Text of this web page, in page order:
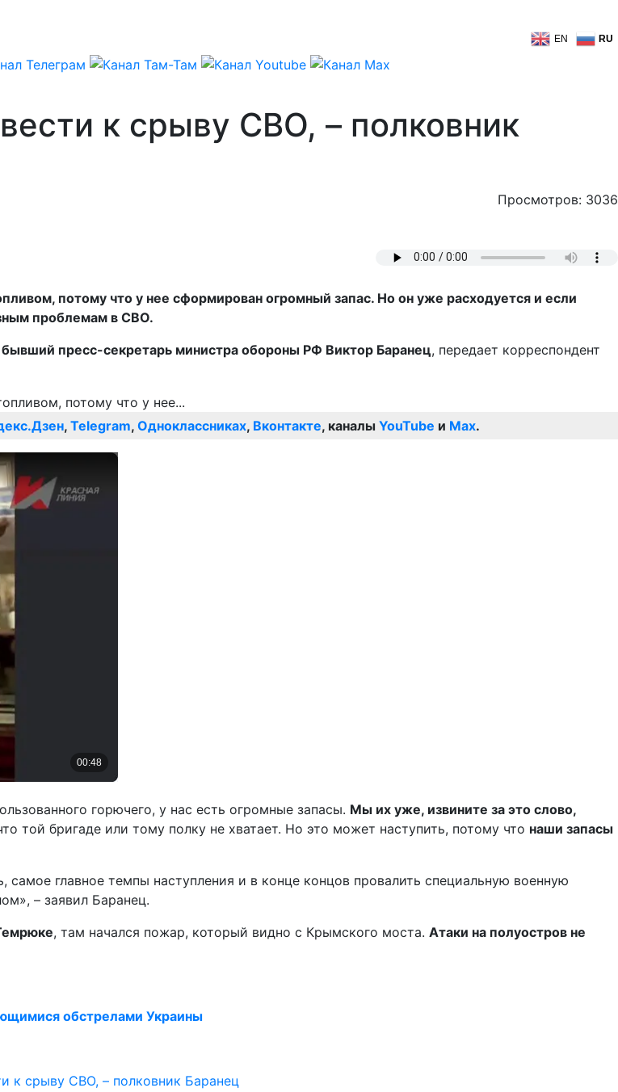
EN RU
к срыву СВО, – полковник
Просмотров: 3036
потому что у нее сформирован огромный запас. Но он уже расходуется и если
проблемам в СВО.
бывший пресс-секретарь министра обороны РФ Виктор Баранец, передает корреспондент
, Telegram, Одноклассниках, Вконтакте, каналы YouTube и Max.
горючего, у нас есть огромные запасы. Мы их уже, извините за это слово,
той бригаде или тому полку не хватает. Но это может наступить, потому что наши запасы
главное темпы наступления и в конце концов провалить специальную военную
– заявил Баранец.
, там начался пожар, который видно с Крымского моста. Атаки на полуостров не
обстрелами Украины
к срыву СВО, – полковник Баранец